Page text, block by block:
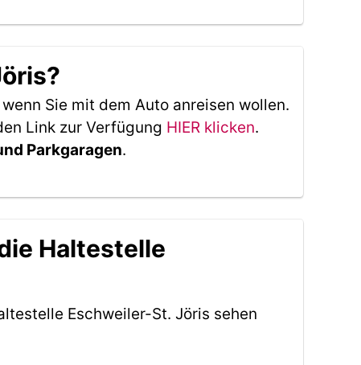
Sie mit dem Auto anreisen wollen.
Link zur Verfügung HIER klicken.
Parkgaragen.
Haltestelle
Eschweiler-St. Jöris sehen